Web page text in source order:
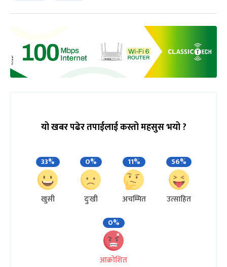
यो खबर पढेर तपाईलाई कस्तो महसुस भयो ?
33%
खुसी
0%
दुःखी
11%
अचम्मित
56%
उत्साहित
0%
आक्रोशित